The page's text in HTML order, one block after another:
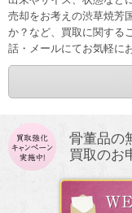
売却をお考えの渋草焼芳
か？など、買取に関する
話・メールにてお気軽に
骨董品の
買取のお